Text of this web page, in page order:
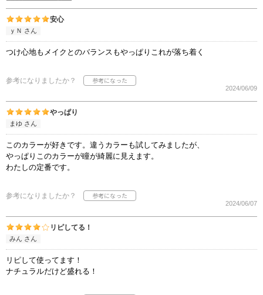
安心
ｙＮ さん
つけ心地もメイクとのバランスもやっぱりこれが落ち着く
参考になりましたか？
2024/06/09
やっぱり
まゆ さん
このカラーが好きです。違うカラーも試してみましたが、
やっぱりこのカラーが瞳が綺麗に見えます。
わたしの定番です。
参考になりましたか？
2024/06/07
リピしてる！
みん さん
リピして使ってます！
ナチュラルだけど盛れる！